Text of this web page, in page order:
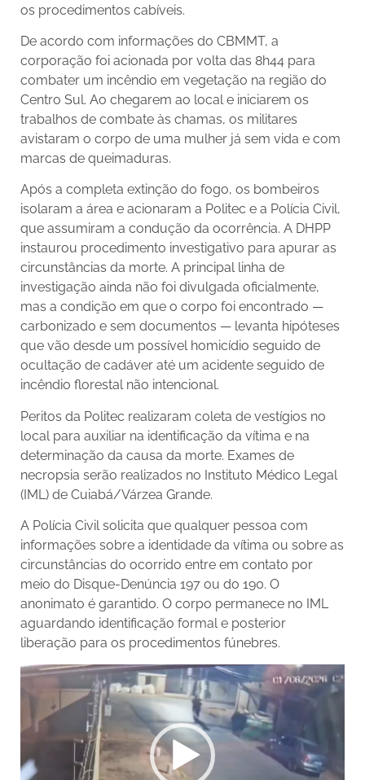
os procedimentos cabíveis.
De acordo com informações do CBMMT, a
corporação foi acionada por volta das 8h44 para
combater um incêndio em vegetação na região do
Centro Sul. Ao chegarem ao local e iniciarem os
trabalhos de combate às chamas, os militares
avistaram o corpo de uma mulher já sem vida e com
marcas de queimaduras.
Após a completa extinção do fogo, os bombeiros
isolaram a área e acionaram a Politec e a Polícia Civil,
que assumiram a condução da ocorrência. A DHPP
instaurou procedimento investigativo para apurar as
circunstâncias da morte. A principal linha de
investigação ainda não foi divulgada oficialmente,
mas a condição em que o corpo foi encontrado —
carbonizado e sem documentos — levanta hipóteses
que vão desde um possível homicídio seguido de
ocultação de cadáver até um acidente seguido de
incêndio florestal não intencional.
Peritos da Politec realizaram coleta de vestígios no
local para auxiliar na identificação da vítima e na
determinação da causa da morte. Exames de
necropsia serão realizados no Instituto Médico Legal
(IML) de Cuiabá/Várzea Grande.
A Polícia Civil solicita que qualquer pessoa com
informações sobre a identidade da vítima ou sobre as
circunstâncias do ocorrido entre em contato por
meio do Disque-Denúncia 197 ou do 190. O
anonimato é garantido. O corpo permanece no IML
aguardando identificação formal e posterior
liberação para os procedimentos fúnebres.
Tocador
de
vídeo